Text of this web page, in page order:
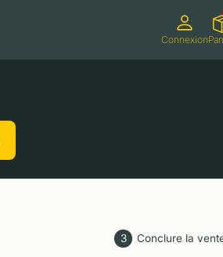
Connexion
3 Conclure la